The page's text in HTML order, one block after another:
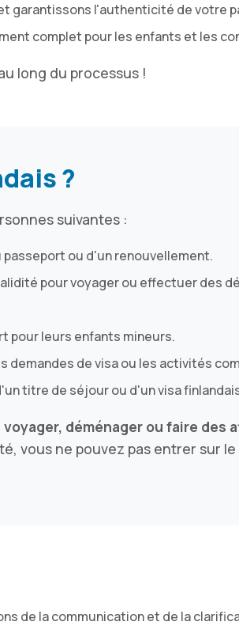
garantissons l'authenticité de votre
complet pour les enfants et les
long du processus !
?
suivantes :
ou d'un renouvellement.
pour voyager ou effectuer des
pour leurs enfants mineurs.
de visa ou les activités
titre de séjour ou d'un visa
voyager, déménager ou faire des
vous ne pouvez pas entrer sur
de la communication et de la